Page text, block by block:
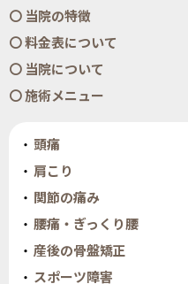
当院の特徴
料金表について
当院について
施術メニュー
頭痛
肩こり
関節の痛み
腰痛・ぎっくり腰
産後の骨盤矯正
スポーツ障害